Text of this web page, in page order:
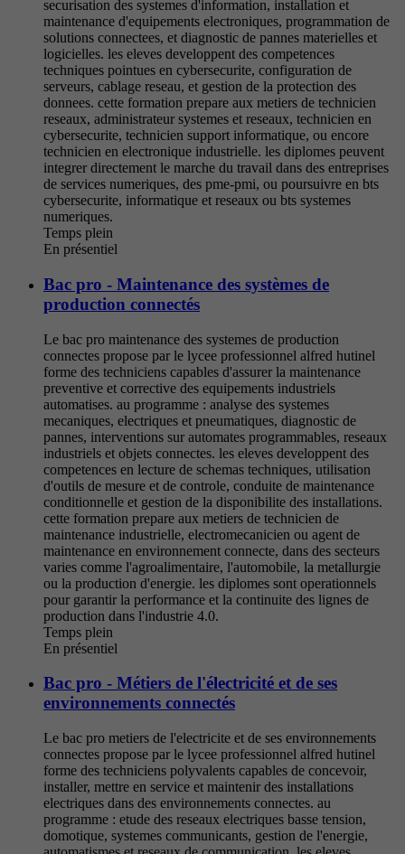
securisation des systemes d'information, installation et
maintenance d'equipements electroniques, programmation de
solutions connectees, et diagnostic de pannes materielles et
logicielles. les eleves developpent des competences
techniques pointues en cybersecurite, configuration de
serveurs, cablage reseau, et gestion de la protection des
donnees. cette formation prepare aux metiers de technicien
reseaux, administrateur systemes et reseaux, technicien en
cybersecurite, technicien support informatique, ou encore
technicien en electronique industrielle. les diplomes peuvent
integrer directement le marche du travail dans des entreprises
de services numeriques, des pme-pmi, ou poursuivre en bts
cybersecurite, informatique et reseaux ou bts systemes
numeriques.
Temps plein
En présentiel
Bac pro - Maintenance des systèmes de
production connectés
Le bac pro maintenance des systemes de production
connectes propose par le lycee professionnel alfred hutinel
forme des techniciens capables d'assurer la maintenance
preventive et corrective des equipements industriels
automatises. au programme : analyse des systemes
mecaniques, electriques et pneumatiques, diagnostic de
pannes, interventions sur automates programmables, reseaux
industriels et objets connectes. les eleves developpent des
competences en lecture de schemas techniques, utilisation
d'outils de mesure et de controle, conduite de maintenance
conditionnelle et gestion de la disponibilite des installations.
cette formation prepare aux metiers de technicien de
maintenance industrielle, electromecanicien ou agent de
maintenance en environnement connecte, dans des secteurs
varies comme l'agroalimentaire, l'automobile, la metallurgie
ou la production d'energie. les diplomes sont operationnels
pour garantir la performance et la continuite des lignes de
production dans l'industrie 4.0.
Temps plein
En présentiel
Bac pro - Métiers de l'électricité et de ses
environnements connectés
Le bac pro metiers de l'electricite et de ses environnements
connectes propose par le lycee professionnel alfred hutinel
forme des techniciens polyvalents capables de concevoir,
installer, mettre en service et maintenir des installations
electriques dans des environnements connectes. au
programme : etude des reseaux electriques basse tension,
domotique, systemes communicants, gestion de l'energie,